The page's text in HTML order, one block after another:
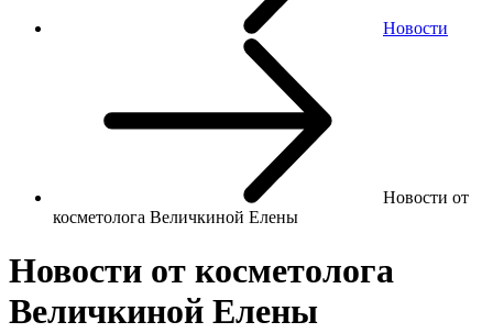
Новости
Новости от
косметолога Величкиной Елены
Новости от косметолога
Величкиной Елены